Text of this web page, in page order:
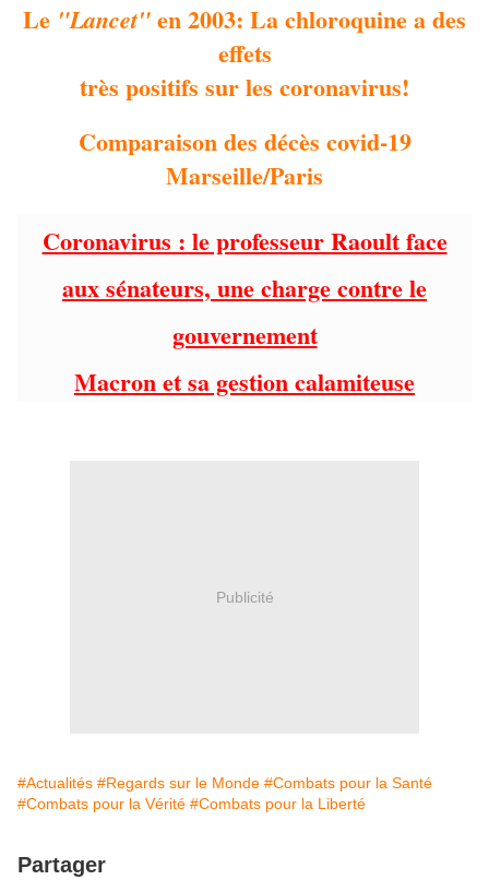
Le "Lancet"en 2003: La chloroquine a des
effets
très positifs sur les coronavirus!
Comparaison des décès covid-19
Marseille/Paris
Coronavirus : le professeur Raoult face
aux sénateurs, une charge contre le
gouvernement
Macron et sa gestion calamiteuse
Publicité
#Actualités #Regards sur le Monde #Combats pour la Santé
#Combats pour la Vérité #Combats pour la Liberté
Partager